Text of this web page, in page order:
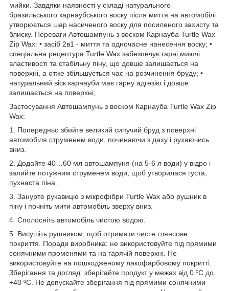
мийки. Завдяки наявності у складі натурального
бразильського карнаубського воску після миття на автомобілі
утворюється шар насиченого воску для посиленого захисту та
блиску. Переваги Автошампунь з воском Карнауба Turtle Wax
Zip Wax: • засіб 2в1 - миття та одночасне нанесення воску; •
спеціальна рецептура Turtle Wax забезпечує гарні миючі
властивості та стабільну піну, що довше залишається на
поверхні, а отже збільшується час на розчинення бруду; •
натуральний віск карнауби має гарну адгезію і довше
залишається на поверхні;
Застосування Автошампунь з воском Карнауба Turtle Wax Zip
Wax:
1. Попередньо збийте великий сипучий бруд з поверхні
автомобіля струменем води, починаючи з даху і рухаючись
вниз.
2. Додайте 40…60 мл автошампуня (на 5-6 л води) у відро і
залийте потужним струменем води, щоб утворилася густа,
пухнаста піна.
3. Занурте рукавицю з мікрофібри Turtle Wax або рушник в
піну і почніть мити автомобіль зверху вниз.
4. Сполосніть автомобіль чистою водою.
5. Висушіть рушником, щоб отримати чисте глянсове
покриття. Поради виробника: не використовуйте під прямими
сонячними променями та на гарячій поверхні. Не
використовуйте на пошкодженому лакофарбовому покритті.
Зберігання та догляд: зберігайте продукт у межах від 0 ºC до
+40 ºC. Не допускайте зберігання під прямими сонячними